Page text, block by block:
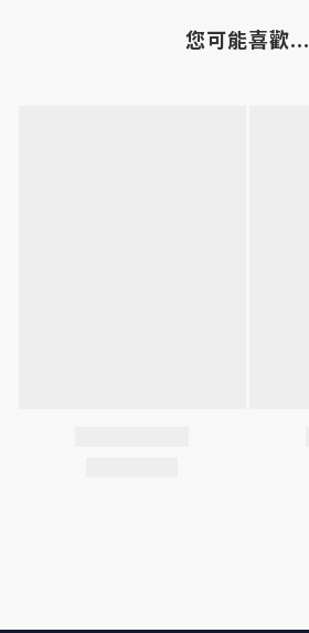
您可能喜歡...